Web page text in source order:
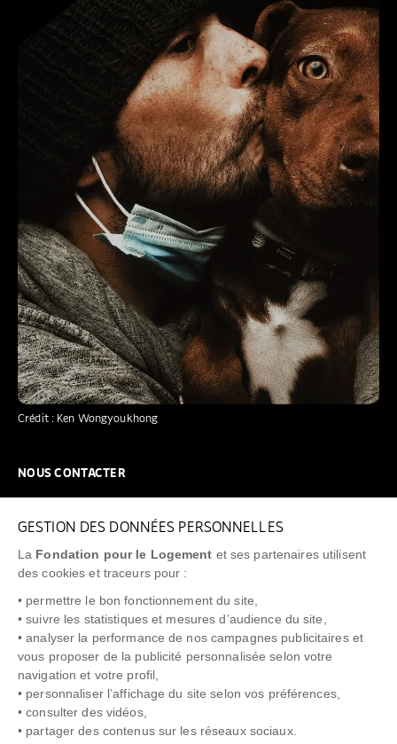
GESTION DES DONNÉES PERSONNELLES
La Fondation pour le Logement et ses partenaires utilisent
des cookies et traceurs pour :
• permettre le bon fonctionnement du site,
• suivre les statistiques et mesures d’audience du site,
• analyser la performance de nos campagnes publicitaires et
vous proposer de la publicité personnalisée selon votre
navigation et votre profil,
• personnaliser l’affichage du site selon vos préférences,
• consulter des vidéos,
• partager des contenus sur les réseaux sociaux.
Crédit : Ken Wongyoukhong
NOUS CONTACTER
FAQ
NEWSLETTER
"Allô Prévention Expulsion" 0805 299 049